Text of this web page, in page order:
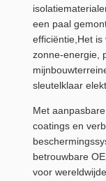
een paal
efficiëntie,Het
zonne-energie,
sleutelklaar
Met
coatings en
betrouwbare
voor